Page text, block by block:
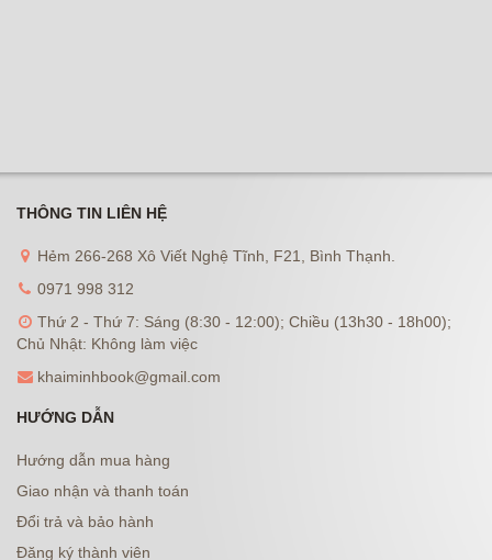
THÔNG TIN LIÊN HỆ
Hẻm 266-268 Xô Viết Nghệ Tĩnh, F21, Bình Thạnh.
0971 998 312
Thứ 2 - Thứ 7: Sáng (8:30 - 12:00); Chiều (13h30 - 18h00);
Chủ Nhật: Không làm việc
khaiminhbook@gmail.com
HƯỚNG DẪN
Hướng dẫn mua hàng
Giao nhận và thanh toán
Đổi trả và bảo hành
Đăng ký thành viên